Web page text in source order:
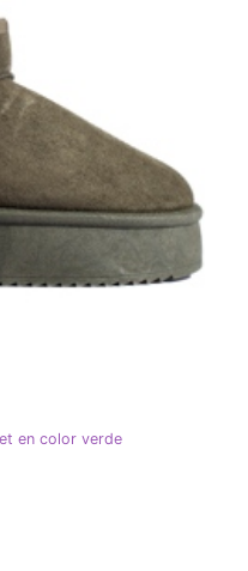
en color verde